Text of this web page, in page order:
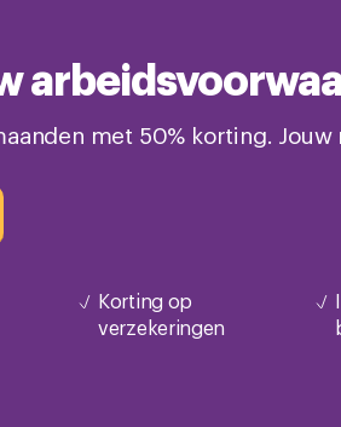
met 50% korting.
Korting op
verzekeringen